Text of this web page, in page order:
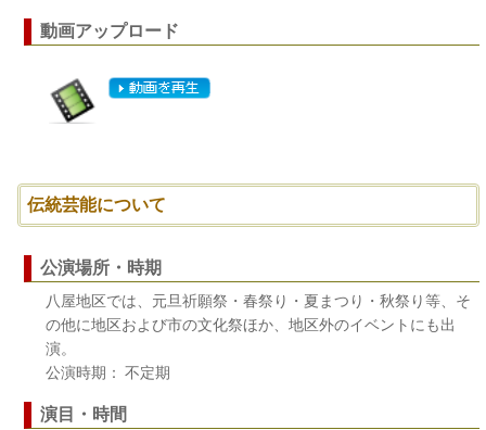
動画アップロード
伝統芸能について
公演場所・時期
八屋地区では、元旦祈願祭・春祭り・夏まつり・秋祭り等、そ
の他に地区および市の文化祭ほか、地区外のイベントにも出
演。
公演時期： 不定期
演目・時間